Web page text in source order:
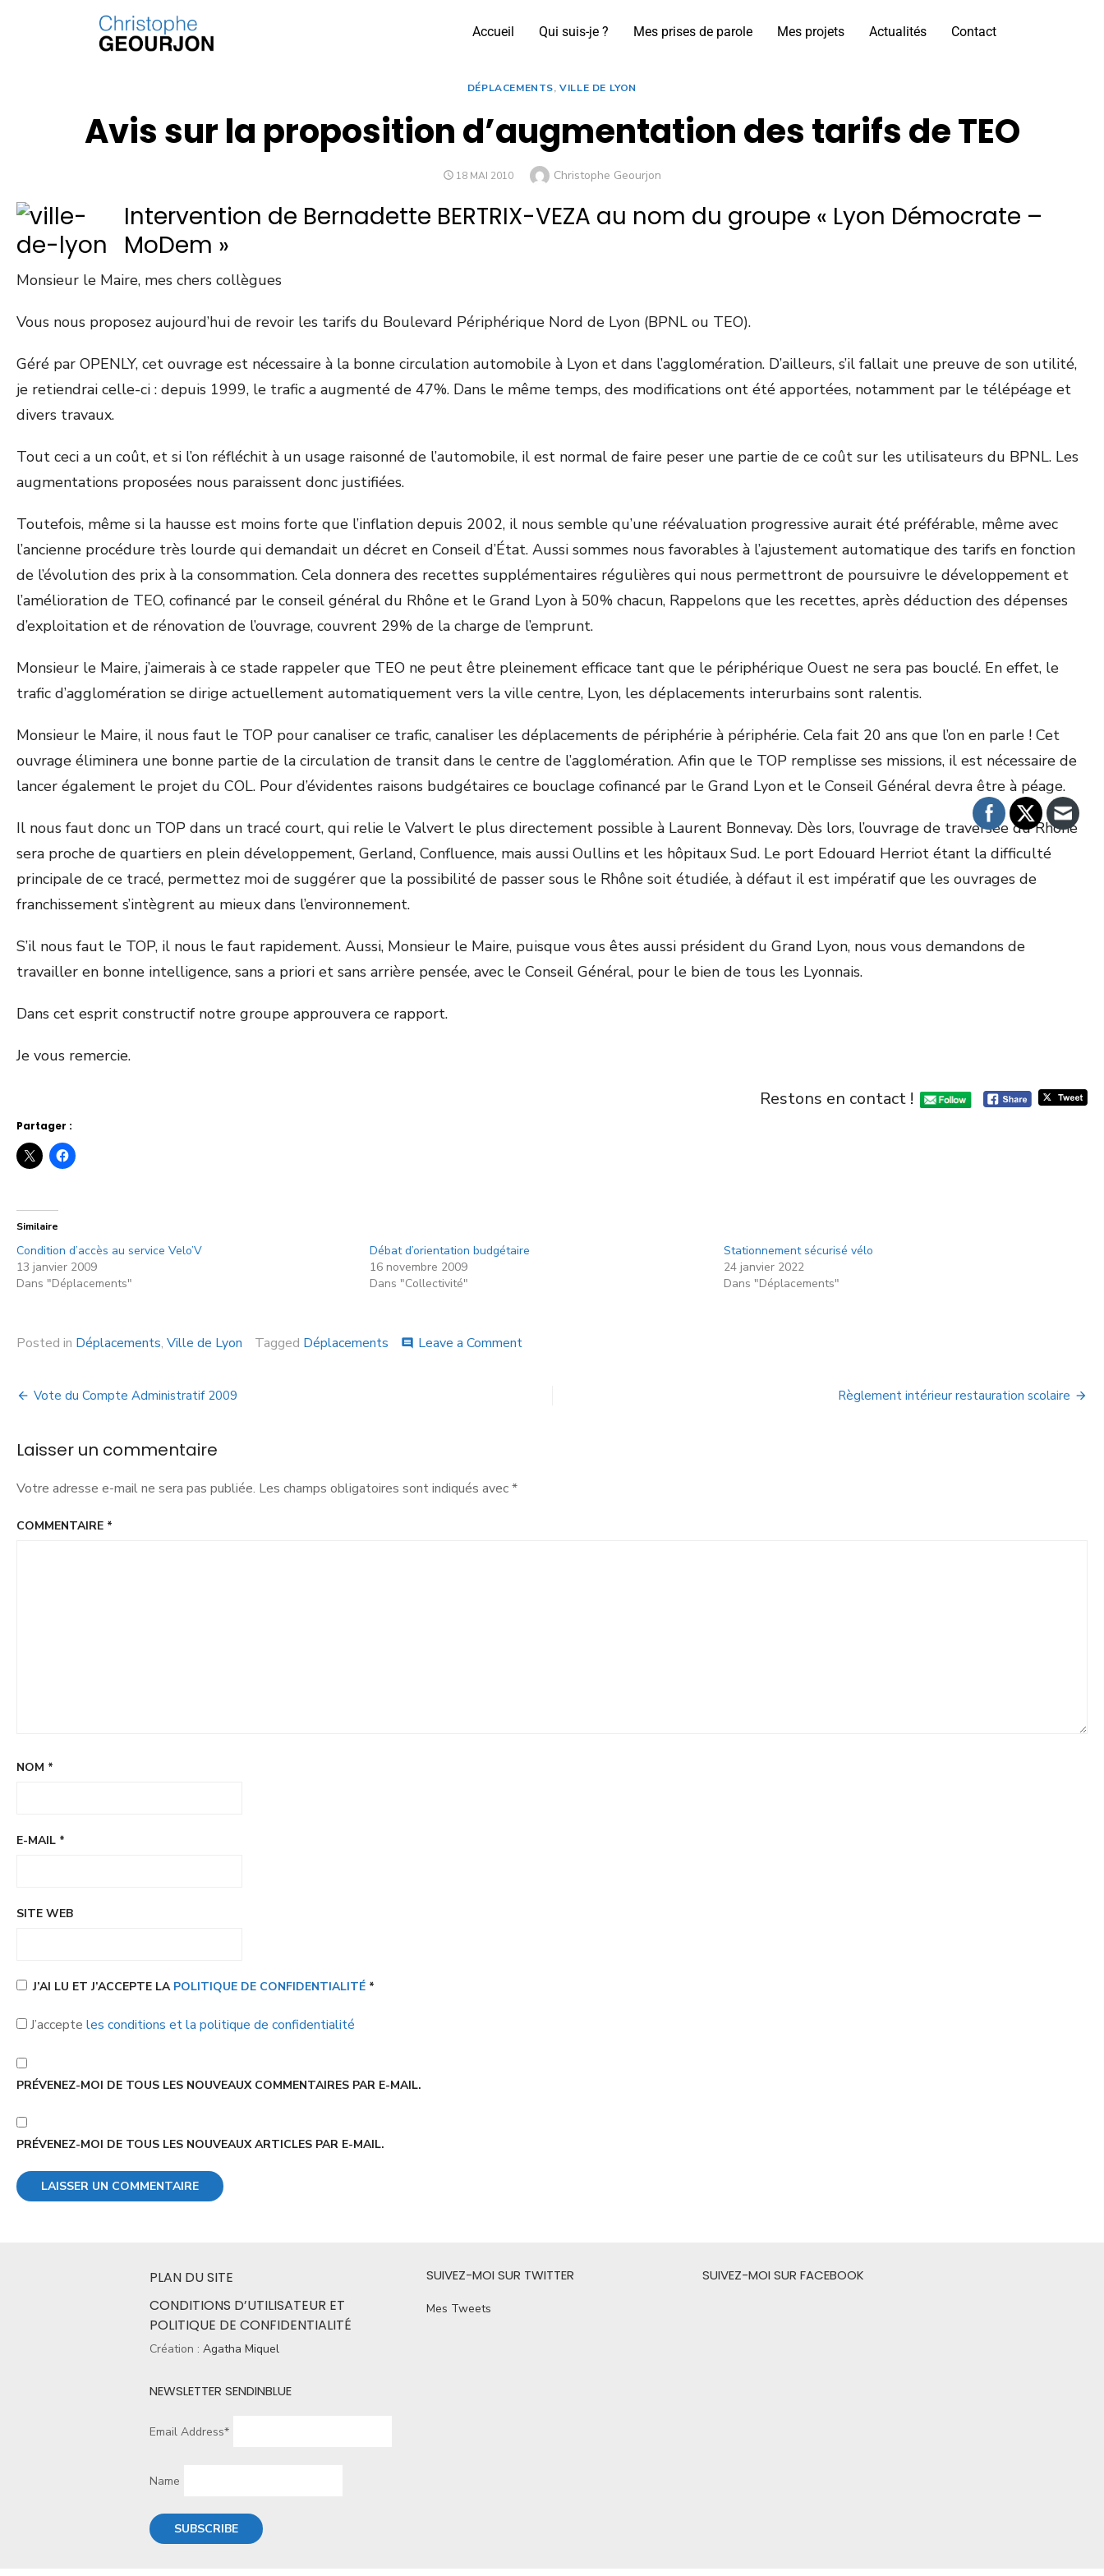
Accueil Qui suis-je ? Mes prises de parole Mes projets Actualités Contact
DÉPLACEMENTS,VILLE DE LYON
Avis sur la proposition d’augmentation des tarifs de TEO
18 MAI 2010 Christophe Geourjon
Intervention de Bernadette BERTRIX-VEZA au nom du groupe « Lyon Démocrate –
MoDem »
Monsieur le Maire, mes chers collègues
Vous nous proposez aujourd’hui de revoir les tarifs du Boulevard Périphérique Nord de Lyon (BPNL ou TEO).
Géré par OPENLY, cet ouvrage est nécessaire à la bonne circulation automobile à Lyon et dans l’agglomération. D’ailleurs, s’il fallait une preuve de son utilité,
je retiendrai celle-ci : depuis 1999, le trafic a augmenté de 47%. Dans le même temps, des modifications ont été apportées, notamment par le télépéage et
divers travaux.
Tout ceci a un coût, et si l’on réfléchit à un usage raisonné de l’automobile, il est normal de faire peser une partie de ce coût sur les utilisateurs du BPNL. Les
augmentations proposées nous paraissent donc justifiées.
Toutefois, même si la hausse est moins forte que l’inflation depuis 2002, il nous semble qu’une réévaluation progressive aurait été préférable, même avec
l’ancienne procédure très lourde qui demandait un décret en Conseil d’État. Aussi sommes nous favorables à l’ajustement automatique des tarifs en fonction
de l’évolution des prix à la consommation. Cela donnera des recettes supplémentaires régulières qui nous permettront de poursuivre le développement et
l’amélioration de TEO, cofinancé par le conseil général du Rhône et le Grand Lyon à 50% chacun, Rappelons que les recettes, après déduction des dépenses
d’exploitation et de rénovation de l’ouvrage, couvrent 29% de la charge de l’emprunt.
Monsieur le Maire, j’aimerais à ce stade rappeler que TEO ne peut être pleinement efficace tant que le périphérique Ouest ne sera pas bouclé. En effet, le
trafic d’agglomération se dirige actuellement automatiquement vers la ville centre, Lyon, les déplacements interurbains sont ralentis.
Monsieur le Maire, il nous faut le TOP pour canaliser ce trafic, canaliser les déplacements de périphérie à périphérie. Cela fait 20 ans que l’on en parle ! Cet
ouvrage éliminera une bonne partie de la circulation de transit dans le centre de l’agglomération. Afin que le TOP remplisse ses missions, il est nécessaire de
lancer également le projet du COL. Pour d’évidentes raisons budgétaires ce bouclage cofinancé par le Grand Lyon et le Conseil Général devra être à péage.
Il nous faut donc un TOP dans un tracé court, qui relie le Valvert le plus directement possible à Laurent Bonnevay. Dès lors, l’ouvrage de traversée du Rhône
sera proche de quartiers en plein développement, Gerland, Confluence, mais aussi Oullins et les hôpitaux Sud. Le port Edouard Herriot étant la difficulté
principale de ce tracé, permettez moi de suggérer que la possibilité de passer sous le Rhône soit étudiée, à défaut il est impératif que les ouvrages de
franchissement s’intègrent au mieux dans l’environnement.
S’il nous faut le TOP, il nous le faut rapidement. Aussi, Monsieur le Maire, puisque vous êtes aussi président du Grand Lyon, nous vous demandons de
travailler en bonne intelligence, sans a priori et sans arrière pensée, avec le Conseil Général, pour le bien de tous les Lyonnais.
Dans cet esprit constructif notre groupe approuvera ce rapport.
Je vous remercie.
Restons en contact !
Partager :
Similaire
Condition d’accès au service Velo’V
13 janvier 2009
Dans "Déplacements"
Débat d’orientation budgétaire
16 novembre 2009
Dans "Collectivité"
Stationnement sécurisé vélo
24 janvier 2022
Dans "Déplacements"
Posted in Déplacements, Ville de Lyon Tagged Déplacements comment Leave a Comment
Vote du Compte Administratif 2009 Règlement intérieur restauration scolaire
Laisser un commentaire
Votre adresse e-mail ne sera pas publiée. Les champs obligatoires sont indiqués avec*
COMMENTAIRE *
NOM *
E-MAIL *
SITE WEB
J’AI LU ET J’ACCEPTE LA POLITIQUE DE CONFIDENTIALITÉ *
J’accepte les conditions et la politique de confidentialité
PRÉVENEZ-MOI DE TOUS LES NOUVEAUX COMMENTAIRES PAR E-MAIL.
PRÉVENEZ-MOI DE TOUS LES NOUVEAUX ARTICLES PAR E-MAIL.
PLAN DU SITE
CONDITIONS D’UTILISATEUR ET
POLITIQUE DE CONFIDENTIALITÉ
Création : Agatha Miquel
NEWSLETTER SENDINBLUE
Email Address*
Name
SUIVEZ-MOI SUR TWITTER
Mes Tweets
SUIVEZ-MOI SUR FACEBOOK